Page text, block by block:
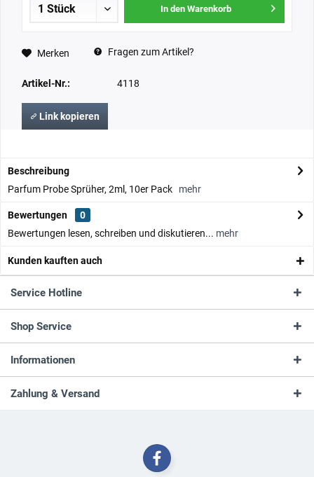
In den Warenkorb
Merken Fragen zum Artikel?
Artikel-Nr.: 4118
Link kopieren
Beschreibung
Parfum Probe Sprüher, 2ml, 10er Pack mehr
Bewertungen
0
Bewertungen lesen, schreiben und diskutieren... mehr
Kunden kauften auch
Service Hotline
Shop Service
Informationen
Zahlung & Versand